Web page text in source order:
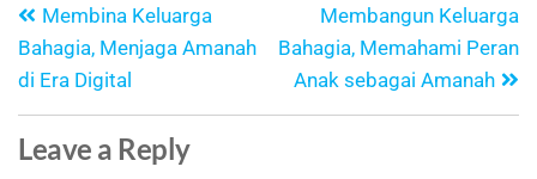
Membina Keluarga
Bahagia, Menjaga Amanah
di Era Digital
Membangun Keluarga
Bahagia, Memahami Peran
Anak sebagai Amanah
Leave a Reply